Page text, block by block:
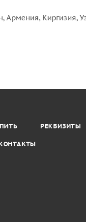
Армения, Киргизия,
РЕКВИЗИТЫ